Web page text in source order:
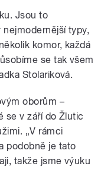
Jsou to
nejmodernější typy,
komor, každá
se tak všem
Stolariková.
oborům –
se v září do Žlutic
„V rámci
podobně je tato
takže jsme výuku